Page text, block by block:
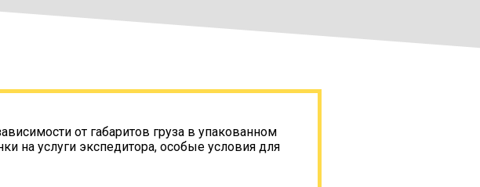
от габаритов груза в упакованном
на услуги экспедитора, особые условия для